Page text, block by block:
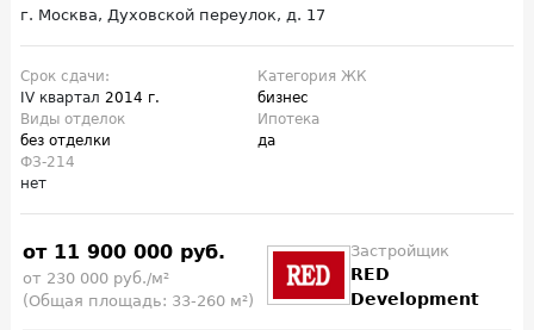
г. Москва, Духовской переулок, д. 17
Срок сдачи:
IV квартал 2014 г.
Категория ЖК
бизнес
Виды отделок
без отделки
Ипотека
да
ФЗ-214
нет
от 11 900 000 руб.
от 230 000 руб./м²
(Общая площадь: 33-260 м²)
Застройщик
RED
Development